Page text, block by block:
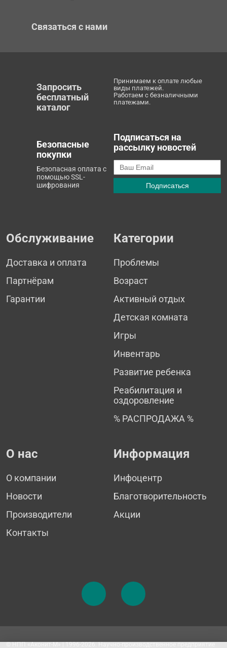
Связаться с нами
Запросить
бесплатный
каталог
Принимаем к оплате любые
виды платежей.
Работаем с безналичными
платежами.
Безопасные
покупки
Безопасная оплата с
помощью SSL-
шифрования
Подписаться на
рассылку новостей
Обслуживание
Доставка и оплата
Партнёрам
Гарантии
Категории
Проблемы
Возраст
Активный отдых
Детская комната
Игры
Инвентарь
Развитие ребенка
Реабилитация и
оздоровление
% РАСПРОДАЖА %
О нас
О компании
Новости
Производители
Контакты
Информация
Инфоцентр
Благотворительность
Акции
© НПП «Аконит-М» | 1996-2026. Научно-производственное предприятие